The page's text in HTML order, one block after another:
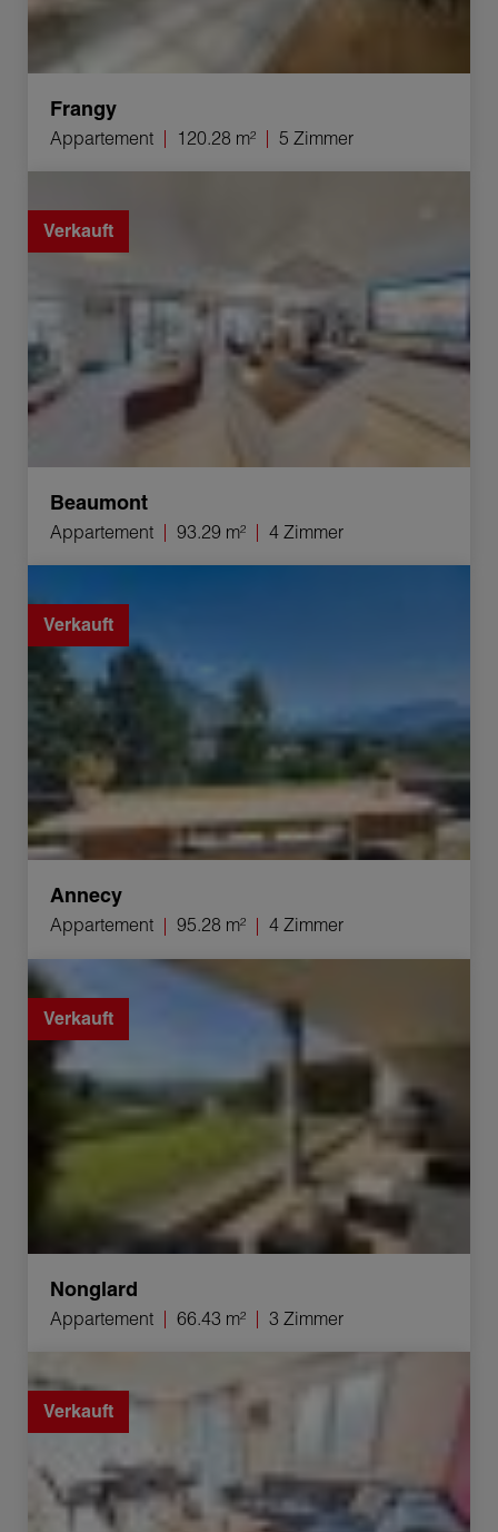
Frangy
Appartement 120.28 m² 5 Zimmer
Verkauft
Beaumont
Appartement 93.29 m² 4 Zimmer
Verkauft
Annecy
Appartement 95.28 m² 4 Zimmer
Verkauf Appartement Nonglard 3 Zimmer 66.43 m²
Verkauft
Nonglard
Appartement 66.43 m² 3 Zimmer
Verkauft